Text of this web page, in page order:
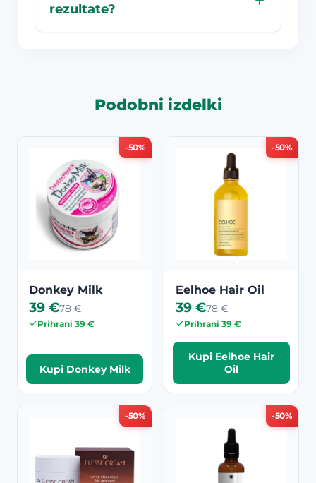
rezultate?
Podobni izdelki
-50%
Donkey Milk
39 €78 €
Prihrani 39 €
Kupi Donkey Milk
-50%
Eelhoe Hair Oil
39 €78 €
Prihrani 39 €
Kupi Eelhoe Hair
Oil
-50% -50%